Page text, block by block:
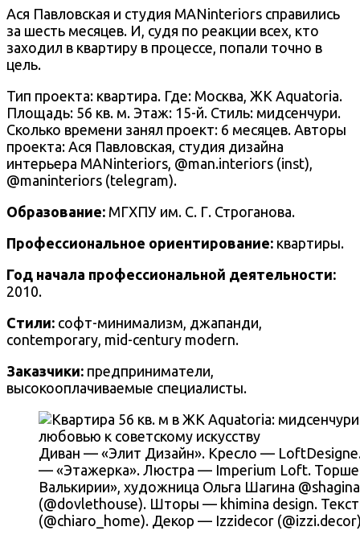
Ася Павловская и студия MANinteriors справились
за шесть месяцев. И, судя по реакции всех, кто
заходил в квартиру в процессе, попали точно в
цель.
Тип проекта: квартира. Где: Москва, ЖК Aquatoria.
Площадь: 56 кв. м. Этаж: 15-й. Стиль: мидсенчури.
Сколько времени занял проект: 6 месяцев. Авторы
проекта: Ася Павловская, студия дизайна
интерьера MANinteriors, @man.interiors (inst),
@maninteriors (telegram).
Образование: МГХПУ им. С. Г. Строганова.
Профессиональное ориентирование: квартиры.
Год начала профессиональной деятельности:
2010.
Стили: софт-минимализм, джапанди,
contemporary, mid-century modern.
Заказчики: предприниматели,
высокооплачиваемые специалисты.
Диван — «Элит Дизайн». Кресло —
— «Этажерка». Люстра — Imperium Loft.
Валькирии», художница Ольга Шагина
(@dovlethouse). Шторы — khimina design.
(@chiaro_home). Декор — Izzidecor